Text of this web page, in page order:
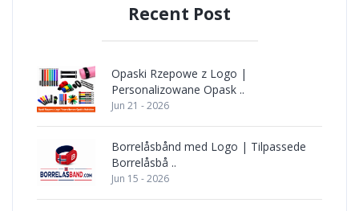
Recent Post
Opaski Rzepowe z Logo |
Personalizowane Opask ..
Jun 21 - 2026
Borrelåsbånd med Logo | Tilpassede
Borrelåsbå ..
Jun 15 - 2026